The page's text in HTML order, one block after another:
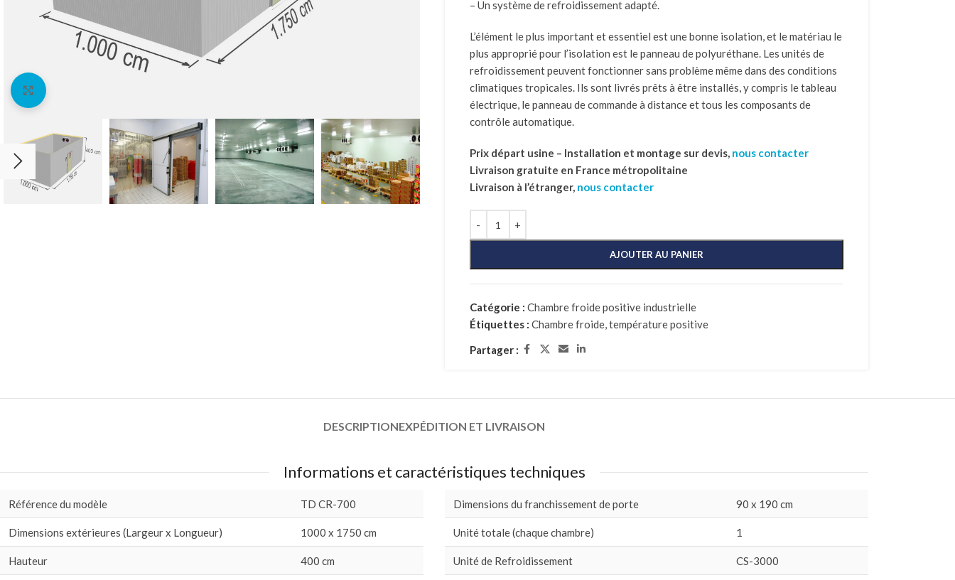
– Un système de refroidissement adapté.
L’élément le plus important et essentiel est une bonne isolation, et le matériau le
plus approprié pour l’isolation est le panneau de polyuréthane. Les unités de
refroidissement peuvent fonctionner sans problème même dans des conditions
climatiques tropicales. Ils sont livrés prêts à être installés, y compris le tableau
électrique, le panneau de commande à distance et tous les composants de
contrôle automatique.
Prix départ usine – Installation et montage sur devis, nous contacter
Livraison gratuite en France métropolitaine
Livraison à l’étranger, nous contacter
AJOUTER AU PANIER
Catégorie : Chambre froide positive industrielle
Étiquettes : Chambre froide,température positive
Partager :
DESCRIPTIONEXPÉDITION ET LIVRAISON
Informations et caractéristiques techniques
Référence du modèle TD CR-700
Dimensions extérieures (Largeur x Longueur) 1000 x 1750 cm
Hauteur 400 cm
Dimensions du franchissement de porte 90 x 190 cm
Unité totale (chaque chambre) 1
Unité de Refroidissement CS-3000